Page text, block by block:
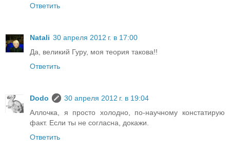
Ответить
Natali 30 апреля 2012 г. в 17:00
Да, великий Гуру, моя теория такова!!
Ответить
Dodo
30 апреля 2012 г. в 19:04
Аллочка, я просто холодно, по-научному констатирую
факт. Если ты не согласна, докажи.
Ответить